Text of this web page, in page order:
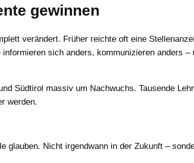
gewinnen
verändert. Früher reichte oft eine
sich anders, kommunizieren anders –
Südtirol massiv um Nachwuchs. Tausende
werden.
glauben. Nicht irgendwann in der Zukunft –